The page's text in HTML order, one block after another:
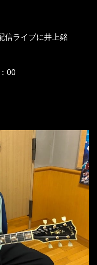
信ライブに井上銘
00